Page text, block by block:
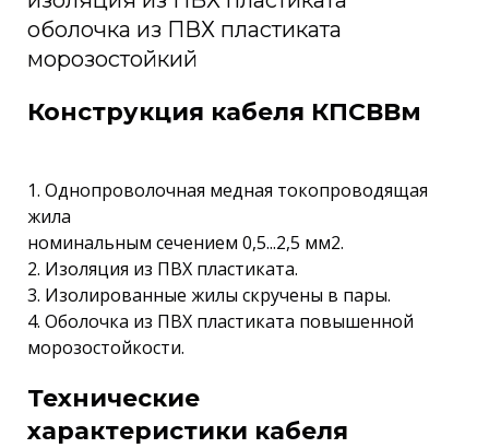
оболочка из ПВХ пластиката
морозостойкий
Конструкция кабеля КПСВВм
1. Однопроволочная медная токопроводящая
жила
номинальным сечением 0,5...2,5 мм2.
2. Изоляция из ПВХ пластиката.
3. Изолированные жилы скручены в пары.
4. Оболочка из ПВХ пластиката повышенной
морозостойкости.
Технические
характеристики кабеля